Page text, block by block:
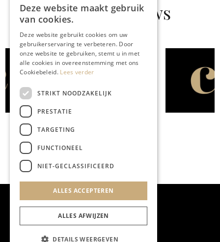
Gerelateerd nieuws
XAVIER ONTMOET
Floor Billekens: ‘Wat is nu
echt belangrijk in het leven?’
Deze website maakt gebruik
van cookies.
Deze website gebruikt cookies om uw
gebruikerservaring te verbeteren. Door
onze website te gebruiken, stemt u in met
alle cookies in overeenstemming met ons
Cookiebeleid. Lees verder
STRIKT NOODZAKELIJK
PRESTATIE
TARGETING
FUNCTIONEEL
NIET-GECLASSIFICEERD
ALLES ACCEPTEREN
ALLES AFWIJZEN
DETAILS WEERGEVEN